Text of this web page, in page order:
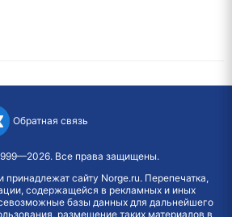
Обратная связь
Все права защищены.
сайту Norge.ru. Перепечатка,
содержащейся в рекламных и иных
базы данных для дальнейшего
размещение таких материалов в